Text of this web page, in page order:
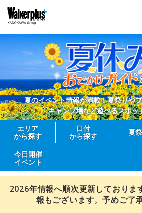
夏のイベント情報が満載！夏祭りや
キャンプ場など遊べるスポッ
エリア
から探す
日付
から探す
夏
今日開催
イベント
2026年情報へ順次更新しておりま
報もございます。予めご了